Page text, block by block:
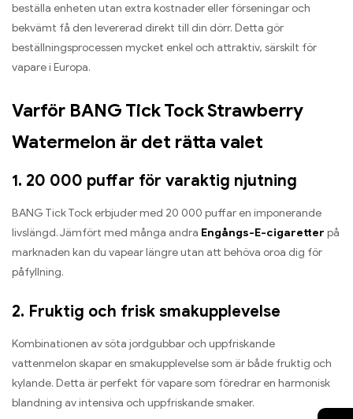
beställa enheten utan extra kostnader eller förseningar och
bekvämt få den levererad direkt till din dörr. Detta gör
beställningsprocessen mycket enkel och attraktiv, särskilt för
vapare i Europa.
Varför BANG Tick Tock Strawberry
Watermelon är det rätta valet
1. 20 000 puffar för varaktig njutning
BANG Tick Tock erbjuder med 20 000 puffar en imponerande
livslängd. Jämfört med många andra Engångs-E-cigaretter på
marknaden kan du vapear längre utan att behöva oroa dig för
påfyllning.
2. Fruktig och frisk smakupplevelse
Kombinationen av söta jordgubbar och uppfriskande
vattenmelon skapar en smakupplevelse som är både fruktig och
kylande. Detta är perfekt för vapare som föredrar en harmonisk
blandning av intensiva och uppfriskande smaker.